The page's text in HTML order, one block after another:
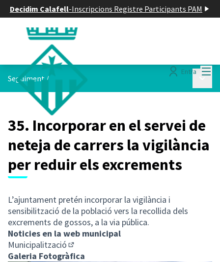
Decidim Calafell-Inscripcions Registre Participants PAM
Entra
Seguiment /
35. Incorporar en el servei de
neteja de carrers la vigilància
per reduir els excrements
L’ajuntament pretén incorporar la vigilància i
sensibilització de la població vers la recollida dels
excrements de gossos, a la via pública.
Noticies en la web municipal
Municipalització
(Enllaç extern)
Galeria Fotogràfica